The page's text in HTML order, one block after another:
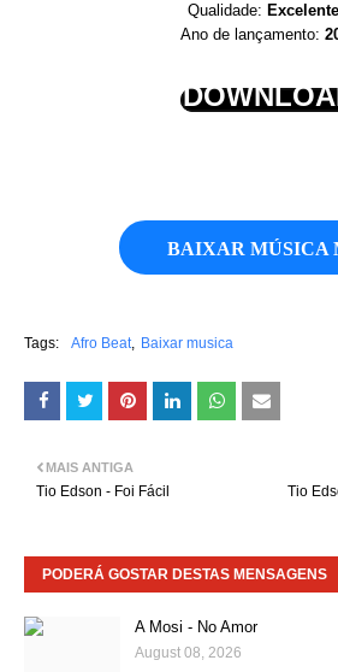
Qualidade:
Ano de lançamento:
BAIXAR MÚSICA
Tags: Afro Beat Baixar musica
Tio
MAIS ANTIGA
Tio Edson - Foi Fácil
PODERÁ GOSTAR DESTAS MENSAGENS
A Mosi - No Amor
August 08, 2026